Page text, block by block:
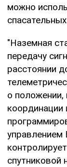
можно
"Наземная
передачу
расстоянии
о положении,
координации
управлением
спутниковой